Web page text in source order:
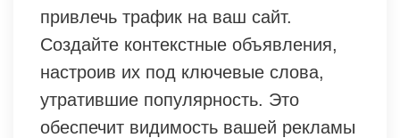
привлечь трафик на ваш сайт.
Создайте контекстные объявления,
настроив их под ключевые слова,
утратившие популярность. Это
обеспечит видимость вашей рекламы